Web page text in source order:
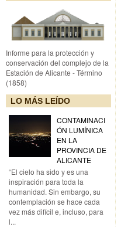
Informe para la protección y
conservación del complejo de la
Estación de Alicante - Término
(1858)
LO MÁS LEÍDO
CONTAMINACI
ÓN LUMÍNICA
EN LA
PROVINCIA DE
ALICANTE
“El cielo ha sido y es una
inspiración para toda la
humanidad. Sin embargo, su
contemplación se hace cada
vez más difícil e, incluso, para
l...